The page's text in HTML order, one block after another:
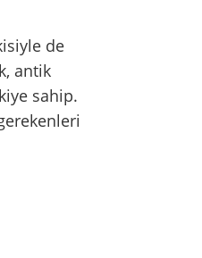
de
antik
sahip.